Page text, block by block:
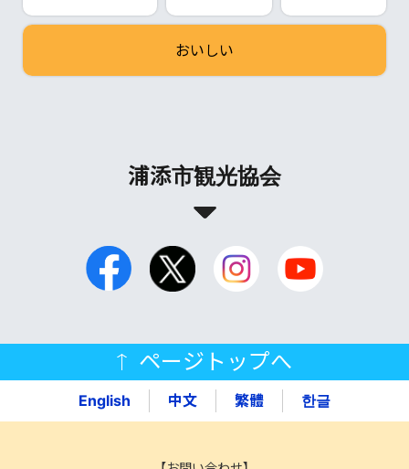
おいしい
浦添市観光協会
ページトップへ
English 中文 繁體 한글